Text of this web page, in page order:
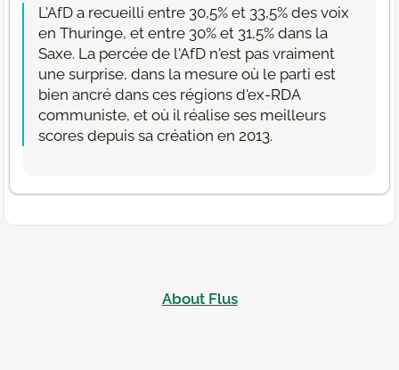
L'AfD a recueilli entre 30,5% et 33,5% des voix
en Thuringe, et entre 30% et 31,5% dans la
Saxe. La percée de l'AfD n'est pas vraiment
une surprise, dans la mesure où le parti est
bien ancré dans ces régions d'ex-RDA
communiste, et où il réalise ses meilleurs
scores depuis sa création en 2013.
About Flus